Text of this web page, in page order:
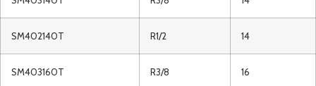
SM402140T R1/2 14
SM403160T R3/8 16